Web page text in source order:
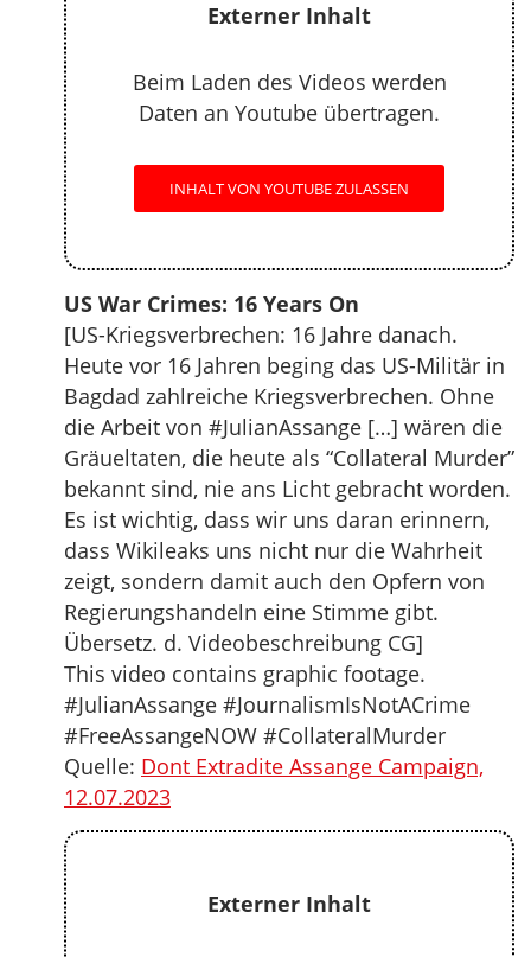
Externer Inhalt
Beim Laden des Videos werden
Daten an Youtube übertragen.
INHALT VON YOUTUBE ZULASSEN
US War Crimes: 16 Years On
[US-Kriegsverbrechen: 16 Jahre danach.
Heute vor 16 Jahren beging das US-Militär in
Bagdad zahlreiche Kriegsverbrechen. Ohne
die Arbeit von #JulianAssange […] wären die
Gräueltaten, die heute als “Collateral Murder”
bekannt sind, nie ans Licht gebracht worden.
Es ist wichtig, dass wir uns daran erinnern,
dass Wikileaks uns nicht nur die Wahrheit
zeigt, sondern damit auch den Opfern von
Regierungshandeln eine Stimme gibt.
Übersetz. d. Videobeschreibung CG]
This video contains graphic footage.
#JulianAssange #JournalismIsNotACrime
#FreeAssangeNOW #CollateralMurder
Quelle: Dont Extradite Assange Campaign,
12.07.2023
Externer Inhalt